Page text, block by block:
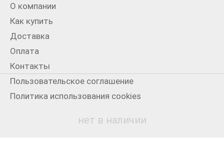
нет в наличии
О компании
Как купить
Доставка
Оплата
Контакты
Пользовательское соглашение
Политика использования cookies